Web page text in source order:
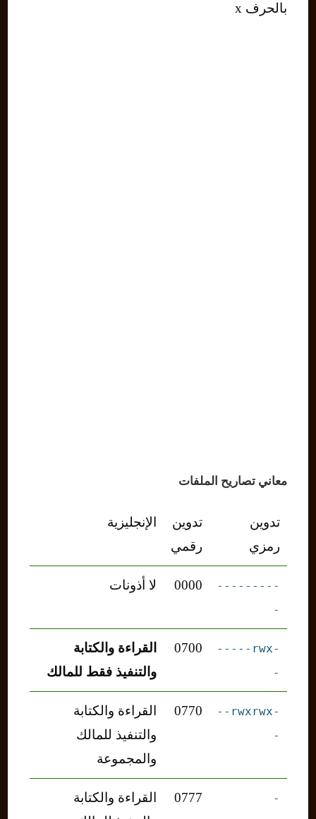
بالحرف x
معاني تصاريح الملفات
تدوين
رمزي
تدوين
رقمي
الإنجليزية
---------
-
0000 لا أذونات
-rwx-----
-
0700
القراءة والكتابة
والتنفيذ فقط للمالك
-rwxrwx--
-
0770
القراءة والكتابة
والتنفيذ للمالك
والمجموعة
-
0777
القراءة والكتابة